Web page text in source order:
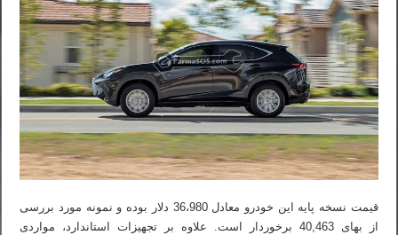
قیمت نسخه پایه این خودرو معادل 36،980 دلار بوده و نمونه مورد بررسی
از بهای 40,463 برخوردار است. علاوه بر تجهیزات استاندارد، مواردی